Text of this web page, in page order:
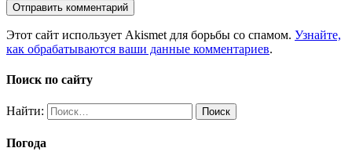
Этот сайт использует Akismet для борьбы со спамом. Узнайте,
как обрабатываются ваши данные комментариев.
Поиск по сайту
Найти:
Погода